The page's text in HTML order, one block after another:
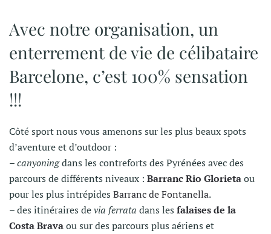
Avec notre organisation, un
enterrement de vie de célibataire
Barcelone, c’est 100% sensation
!!!
Côté sport nous vous amenons sur les plus beaux spots
d’aventure et d’outdoor :
–canyoningdans les contreforts des Pyrénées avec des
parcours de différents niveaux : Barranc Rio Glorietaou
pour les plus intrépides Barranc de Fontanella.
– des itinéraires devia ferrata dans les falaises de la
Costa Bravaou sur des parcours plus aériens et